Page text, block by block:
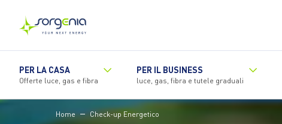
contenuto
principale
PER LA CASA
Offerte luce, gas e fibra
PER IL BUSINESS
luce, gas, fibra e tutele graduali
Home Check-up Energetico